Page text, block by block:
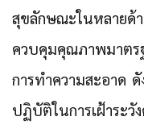
สุขลักษณะในหลายด้
ควบคุมคุณภาพมาตร
การทำความสะอาด
ปฏิบัติในการเฝ้าร